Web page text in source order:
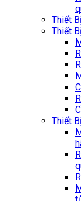
Thiết
Thiết
Thiết